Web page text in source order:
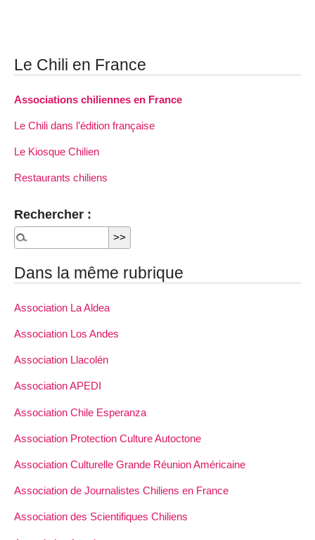
Le Chili en France
Associations chiliennes en France
Le Chili dans l’édition française
Le Kiosque Chilien
Restaurants chiliens
Rechercher :
Dans la même rubrique
Association La Aldea
Association Los Andes
Association Llacolén
Association APEDI
Association Chile Esperanza
Association Protection Culture Autoctone
Association Culturelle Grande Réunion Américaine
Association de Journalistes Chiliens en France
Association des Scientifiques Chiliens